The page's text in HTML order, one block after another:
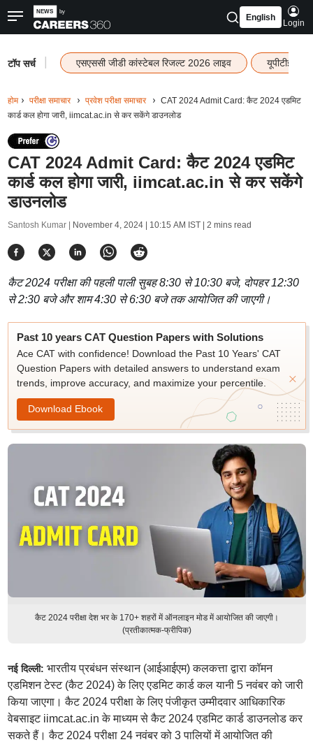
English
Login
टॉप सर्च एसएससी जीडी कांस्टेबल रिजल्ट 2026 लाइव यूपीटीईटी
होम परीक्षा समाचार प्रवेश परीक्षा समाचार
CAT 2024 Admit Card: कैट 2024 एडमिट
कार्ड कल होगा जारी, iimcat.ac.in से कर सकेंगे डाउनलोड
CAT 2024 Admit Card: कैट 2024 एडमिट
कार्ड कल होगा जारी, iimcat.ac.in से कर सकेंगे
डाउनलोड
Santosh Kumar | November 4, 2024 | 10:15 AM IST| 2 mins read
कैट 2024 परीक्षा की पहली पाली सुबह 8:30 से 10:30 बजे, दोपहर 12:30
से 2:30 बजे और शाम 4:30 से 6:30 बजे तक आयोजित की जाएगी।
Past 10 years CAT Question Papers with Solutions
Ace CAT with confidence! Download the Past 10 Years' CAT
Question Papers with detailed answers to understand exam
trends, improve accuracy, and maximize your percentile.
Download Ebook
कैट 2024 परीक्षा देश भर के 170+ शहरों में ऑनलाइन मोड में आयोजित की जाएगी।
(प्रतीकात्मक-फ्रीपिक)
नई दिल्ली: भारतीय प्रबंधन संस्थान (आईआईएम) कलकत्ता द्वारा कॉमन
एडमिशन टेस्ट (कैट 2024) के लिए एडमिट कार्ड कल यानी 5 नवंबर को जारी
किया जाएगा। कैट 2024 परीक्षा के लिए पंजीकृत उम्मीदवार आधिकारिक
वेबसाइट iimcat.ac.in के माध्यम से कैट 2024 एडमिट कार्ड डाउनलोड कर
सकते हैं। कैट 2024 परीक्षा 24 नवंबर को 3 पालियों में आयोजित की